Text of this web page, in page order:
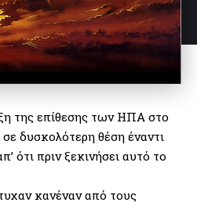
της επίθεσης των ΗΠΑ στο
δυσκολότερη θέση έναντι
ότι πριν ξεκινήσει αυτό το
κανέναν από τους